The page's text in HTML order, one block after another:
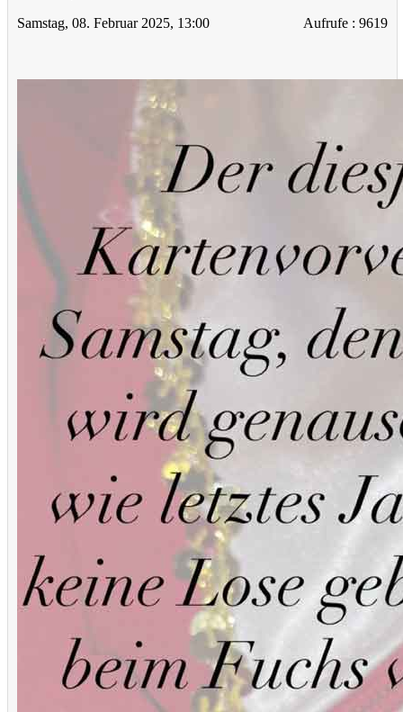
Samstag, 08. Februar 2025, 13:00 Aufrufe: 9619